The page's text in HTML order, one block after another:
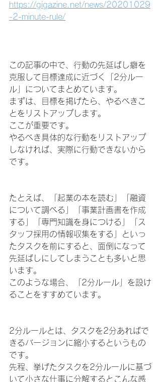
https://gigazine.net/news/20201029
-2-minute-rule/
この記事の中で、行動の先延ばし癖を
克服して目標達成に近づく「2分ルー
ル」についてまとめています。
まずは、目標を掲げたら、やるべきこ
とをリストアップします。
ここが重要です。
やるべき具体的な行動をリストアップ
しなければ、実際に行動できないから
です。
たとえば、「起業の本を読む」「融資
について調べる」「事業計画書を作成
する」「専門知識を身につける」「ス
タッフ採用の情報収集をする」といっ
たタスクを前にすると、面倒になって
先延ばしにしてしまうことも多いと思
います。
このような場合、「2分ルール」を設け
ることをすすめています。
2分ルールとは、タスクを2分あればで
きるバージョンに縮小するというもの
です。
先程、挙げたタスクを2分ルールに基づ
いて小さな仕事に分解するとこんな感